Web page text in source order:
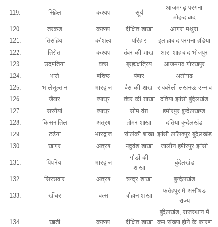
119. सिंहेल कश्यप सूर्य
आजमगढ़ परगना
मोहम्दाबाद
120.
तरकड कश्यप दीक्षित शाखा
आगरा मथुरा
121.
तिसहिया कौशल्य परिहार
इलाहाबाद परगना हंडिया
122.
तिरोता कश्यप तंवर की शाखा
आरा शाहाबाद भोजपुर
123.
उदमतिया वत्स ब्रह्मक्षत्रिय
आजमगढ गोरखपुर
124.
भाले वशिष्ठ पंवार
अलीगढ
125.
भालेसुल्तान भारद्वाज वैस की शाखा रायबरेली लखनऊ उन्नाव
126.
जैवार व्याघ्र तंवर की शाखा
दतिया झांसी बुंदेलखंड
127.
सरगैयां व्याघ्र सोम वंश
हमीरपुर बुन्देलखण्ड
128.
किसनातिल अत्रय तोमर शाखा
दतिया बुन्देलखंड
129.
टडैया भारद्वाज सोलंकी शाखा झांसी ललितपुर बुंदेलखंड
130.
खागर अत्रय यदुवंश शाखा जालौन हमीरपुर झांसी
131. पिपरिया भारद्वाज
गौडों की
शाखा
बुंदेलखंड
132. सिरसवार अत्रय चन्द्र शाखा बुन्देलखंड
133. खींचर वत्स चौहान शाखा
फतेहपुर में असौंथड
राज्य
134. खाती कश्यप दीक्षित शाखा
बुंदेलखंड, राजस्थान में
कम संख्या होने के कारण